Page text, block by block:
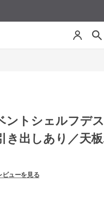
ントシェルフデ
出しあり／天板
ビューを見る